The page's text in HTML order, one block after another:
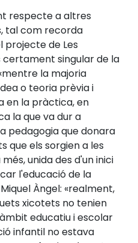
respecte a altres
tal com recorda
projecte de Les
certament singular de la
la majoria
o teoria prèvia i
en la pràctica, en
la que va dur a
pedagogia que donara
que els sorgien a les
unida des d'un inici
l'educació de la
Àngel: «realment,
xicotets no tenien
educatiu i escolar
infantil no estava